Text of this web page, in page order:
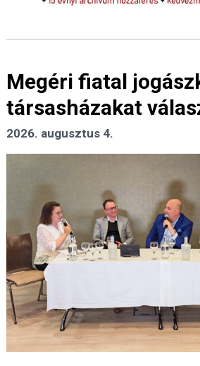
Megéri fiatal
társasházakat
2026. augusztus 4.